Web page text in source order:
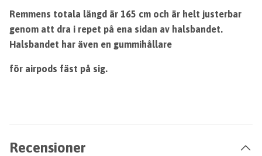
Remmens totala längd är 165 cm och är helt justerbar
genom att dra i repet på ena sidan av halsbandet.
Halsbandet har även en gummihållare
för airpods fäst på sig.
Recensioner